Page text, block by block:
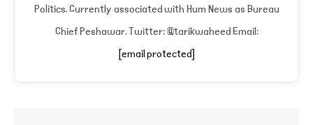
Politics. Currently associated with Hum News as Bureau
Chief Peshawar. Twitter: @tarikwaheed Email:
[email protected]